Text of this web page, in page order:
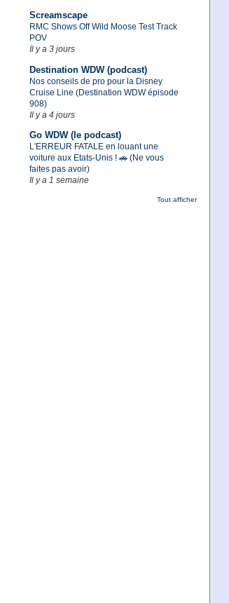
Screamscape
RMC Shows Off Wild Moose Test Track
POV
Il y a 3 jours
Destination WDW (podcast)
Nos conseils de pro pour la Disney
Cruise Line (Destination WDW épisode
908)
Il y a 4 jours
Go WDW (le podcast)
L'ERREUR FATALE en louant une
voiture aux Etats-Unis ! 🚗 (Ne vous
faites pas avoir)
Il y a 1 semaine
Tout afficher